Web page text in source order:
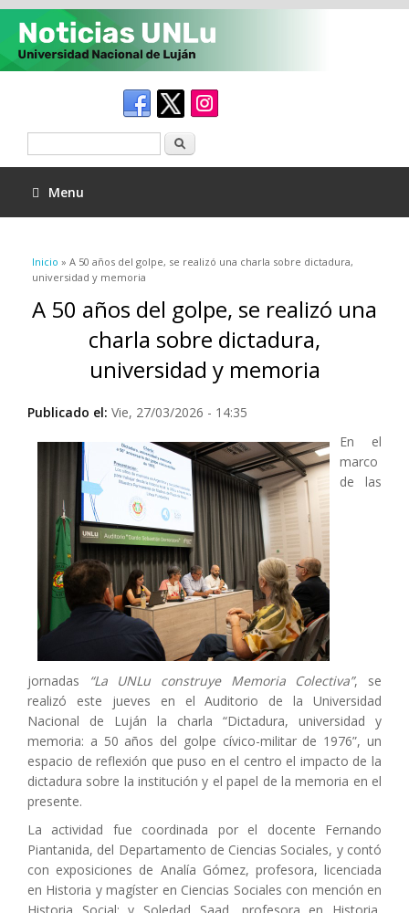
Menu
Se encuentra usted aquí
Inicio » A 50 años del golpe, se realizó una charla sobre dictadura,
universidad y memoria
A 50 años del golpe, se realizó una
charla sobre dictadura,
universidad y memoria
Publicado el: Vie, 27/03/2026 - 14:35
En el
marco
de las
jornadas “La UNLu construye Memoria Colectiva”, se
realizó este jueves en el Auditorio de la Universidad
Nacional de Luján la charla “Dictadura, universidad y
memoria: a 50 años del golpe cívico-militar de 1976”, un
espacio de reflexión que puso en el centro el impacto de la
dictadura sobre la institución y el papel de la memoria en el
presente.
La actividad fue coordinada por el docente Fernando
Piantanida, del Departamento de Ciencias Sociales, y contó
con exposiciones de Analía Gómez, profesora, licenciada
en Historia y magíster en Ciencias Sociales con mención en